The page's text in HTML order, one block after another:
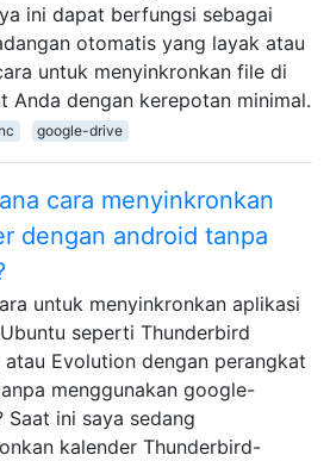
ini dapat berfungsi sebagai
otomatis yang layak atau
untuk menyinkronkan file di
Anda dengan kerepotan minimal.
google-drive
cara menyinkronkan
dengan android tanpa
untuk menyinkronkan aplikasi
seperti Thunderbird
atau Evolution dengan perangkat
menggunakan google-
Saat ini saya sedang
kalender Thunderbird-